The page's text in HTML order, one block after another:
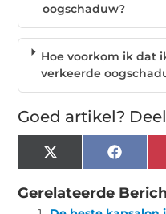
oogschaduw?
Hoe voorkom ik dat
verkeerde
Goed artikel?
X
(Twitter)
Gerelateerde